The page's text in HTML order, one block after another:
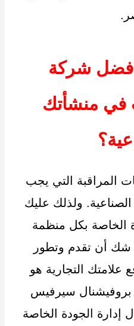
أفضل شركة
في منشأتك
المراقبة التي يجب
ولذلك عليك
الخاصة بكل منظمة
شك أن تقدم وتطور
علامتك التجارية هو
سيرفيس
الجودة الخاصة